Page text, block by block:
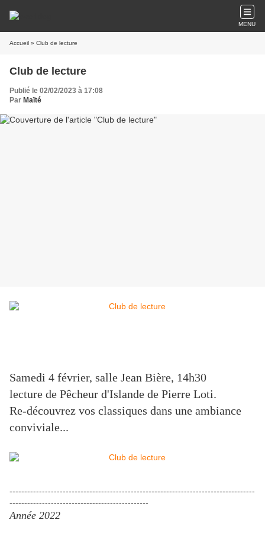
MENU
Accueil » Club de lecture
Club de lecture
Publié le 02/02/2023 à 17:08
Par Maïté
Samedi 4 février, salle Jean Bière, 14h30
lecture de Pêcheur d'Islande de Pierre Loti.
Re-découvrez vos classiques dans une ambiance
conviviale...
-----------------------------------------------------------------------------------
-----------------------------------------------
Année 2022